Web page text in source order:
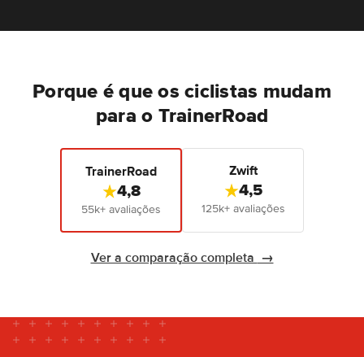
Porque é que os ciclistas mudam
para o TrainerRoad
TrainerRoad
4,8
55k+ avaliações
Zwift
4,5
125k+ avaliações
Ver a comparação completa →